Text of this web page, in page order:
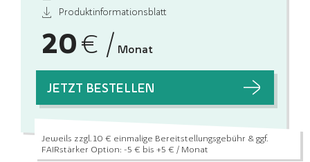
Produktinformationsblatt
20€ / Monat
JETZT BESTELLEN
Jeweils zzgl. 10 € einmalige Bereitstellungsgebühr & ggf.
FAIRstärker Option: -5 € bis +5 € / Monat